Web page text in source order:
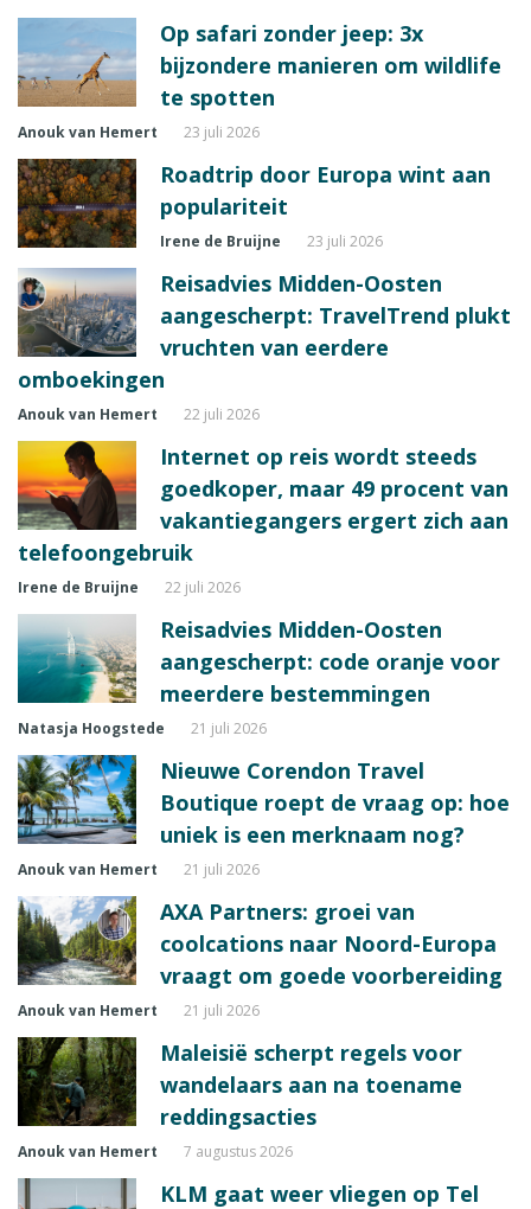
Op safari zonder jeep: 3x
bijzondere manieren om wildlife
te spotten
Anouk van Hemert 23 juli 2026
Roadtrip door Europa wint aan
populariteit
Irene de Bruijne 23 juli 2026
Reisadvies Midden-Oosten
aangescherpt: TravelTrend plukt
vruchten van eerdere
omboekingen
Anouk van Hemert 22 juli 2026
Internet op reis wordt steeds
goedkoper, maar 49 procent van
vakantiegangers ergert zich aan
telefoongebruik
Irene de Bruijne 22 juli 2026
Reisadvies Midden-Oosten
aangescherpt: code oranje voor
meerdere bestemmingen
Natasja Hoogstede 21 juli 2026
Nieuwe Corendon Travel
Boutique roept de vraag op: hoe
uniek is een merknaam nog?
Anouk van Hemert 21 juli 2026
AXA Partners: groei van
coolcations naar Noord-Europa
vraagt om goede voorbereiding
Anouk van Hemert 21 juli 2026
Maleisië scherpt regels voor
wandelaars aan na toename
reddingsacties
Anouk van Hemert 7 augustus 2026
KLM gaat weer vliegen op Tel